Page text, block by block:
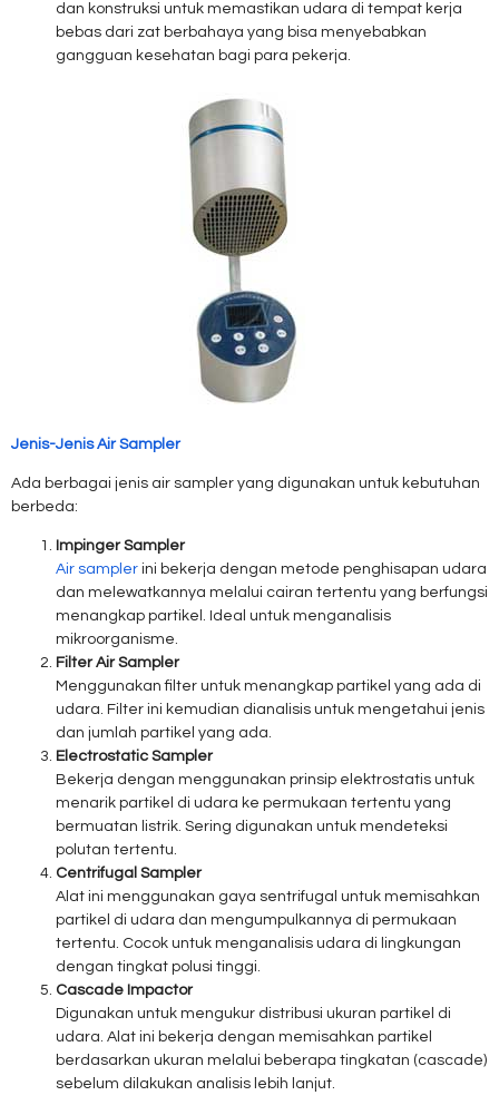
dan konstruksi untuk memastikan udara di tempat kerja
bebas dari zat berbahaya yang bisa menyebabkan
gangguan kesehatan bagi para pekerja.
Jenis-Jenis Air Sampler
Ada berbagai jenis air sampler yang digunakan untuk kebutuhan
berbeda:
Impinger Sampler
Air sampler ini bekerja dengan metode penghisapan udara
dan melewatkannya melalui cairan tertentu yang berfungsi
menangkap partikel. Ideal untuk menganalisis
mikroorganisme.
Filter Air Sampler
Menggunakan filter untuk menangkap partikel yang ada di
udara. Filter ini kemudian dianalisis untuk mengetahui jenis
dan jumlah partikel yang ada.
Electrostatic Sampler
Bekerja dengan menggunakan prinsip elektrostatis untuk
menarik partikel di udara ke permukaan tertentu yang
bermuatan listrik. Sering digunakan untuk mendeteksi
polutan tertentu.
Centrifugal Sampler
Alat ini menggunakan gaya sentrifugal untuk memisahkan
partikel di udara dan mengumpulkannya di permukaan
tertentu. Cocok untuk menganalisis udara di lingkungan
dengan tingkat polusi tinggi.
Cascade Impactor
Digunakan untuk mengukur distribusi ukuran partikel di
udara. Alat ini bekerja dengan memisahkan partikel
berdasarkan ukuran melalui beberapa tingkatan (cascade)
sebelum dilakukan analisis lebih lanjut.